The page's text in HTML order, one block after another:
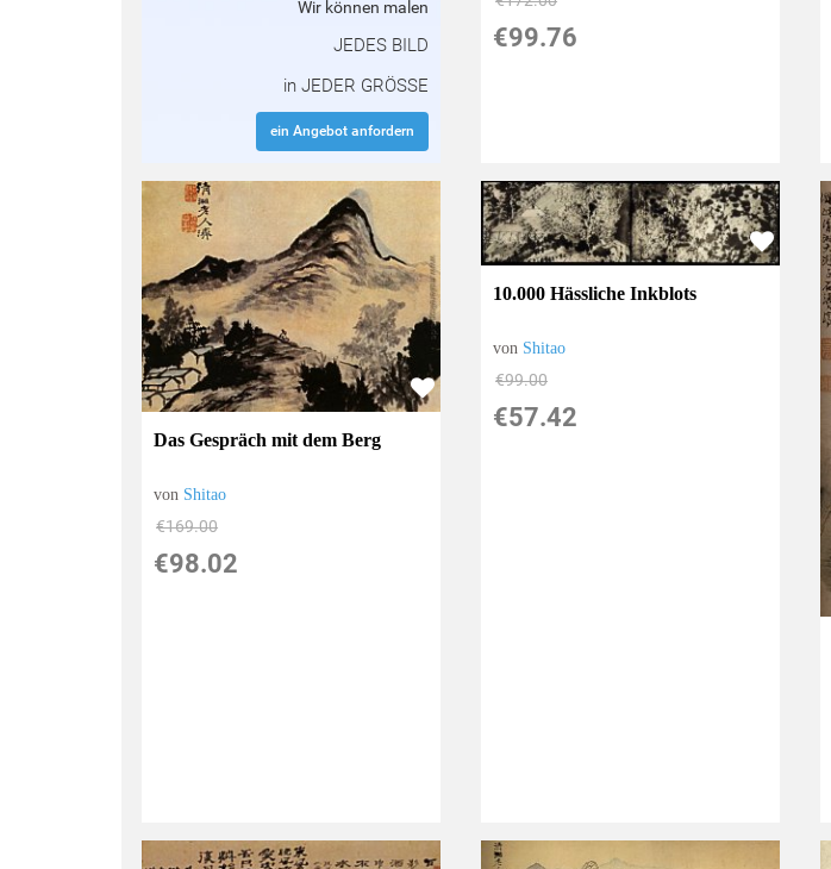
Wir können malen
JEDES BILD
in JEDER GRÖSSE
ein Angebot anfordern
€99.76
Das Gespräch mit dem Berg
von Shitao
€169.00
€98.02
10.000 Hässliche Inkblots
von Shitao
€99.00
€57.42